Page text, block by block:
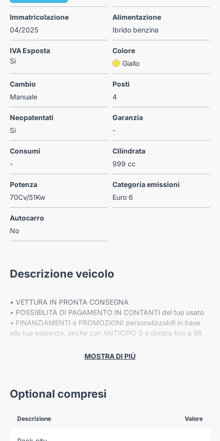
Immatricolazione
04/2025
Alimentazione
Ibrido benzina
IVA Esposta
Si
Colore
Giallo
Cambio
Manuale
Posti
4
Neopatentati
Si
Garanzia
-
Consumi
-
Cilindrata
999 cc
Potenza
70Cv/51Kw
Categoria emissioni
Euro 6
Autocarro
No
Descrizione veicolo
• VETTURA IN PRONTA CONSEGNA
• POSSIBILITÀ DI PAGAMENTO IN CONTANTI del tuo usato
• FINANZIAMENTI e PROMOZIONI personalizzabili in base
alle tue esigenze, anche con ANTICIPO 0 e durata fino a 96
• Fino a 8 ANNI DI GARANZIA ESTESA Cover Gear*
VIENI A TROVARCI NELLE NOSTRE SEDI:
MOSTRA DI PIÙ
Optional compresi
Descrizione Valore